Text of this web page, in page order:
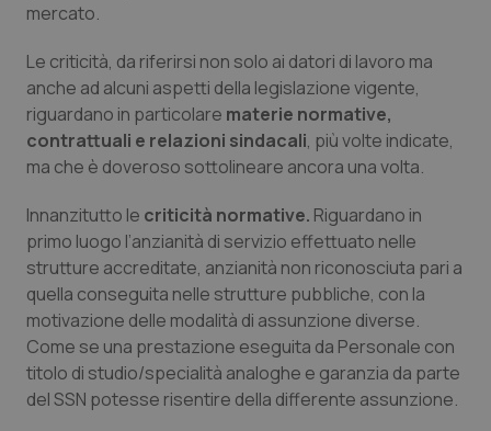
Liguria
Lombardia
Marche
Piemonte
Provincia Autonoma di Bolzano
Provincia Autonoma di Trento
Puglia
Disturbi dell’umore
Dolore
Donna & Salute
HIV
Infezioni & Febbre
Ipertensione & Scompenso
Malattie rare
mercato.
Le criticità, da riferirsi non solo ai datori di lavoro ma
anche ad alcuni aspetti della legislazione vigente,
riguardano in particolare materie normative,
contrattuali e relazioni sindacali, più volte indicate,
ma che è doveroso sottolineare ancora una volta.
Innanzitutto le criticità normative. Riguardano in
primo luogo l’anzianità di servizio effettuato nelle
strutture accreditate, anzianità non riconosciuta pari a
quella conseguita nelle strutture pubbliche, con la
motivazione delle modalità di assunzione diverse.
Come se una prestazione eseguita da Personale con
titolo di studio/specialità analoghe e garanzia da parte
del SSN potesse risentire della differente assunzione.